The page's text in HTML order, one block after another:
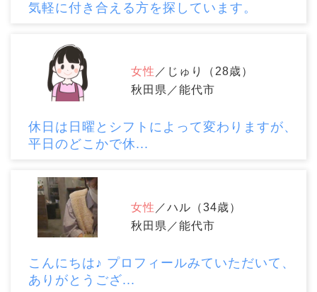
気軽に付き合える方を探しています。
女性 ／じゅり（28歳）
秋田県／能代市
休日は日曜とシフトによって変わりますが、
平日のどこかで休...
女性 ／ハル（34歳）
秋田県／能代市
こんにちは♪ プロフィールみていただいて、
ありがとうござ...